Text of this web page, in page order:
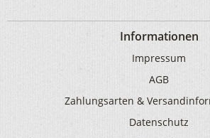
Informationen
Impressum
AGB
Zahlungsarten &
Datenschutz